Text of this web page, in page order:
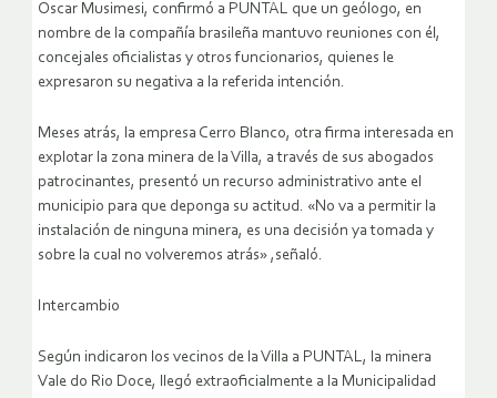
Oscar Musimesi, confirmó a PUNTAL que un geólogo, en
nombre de la compañía brasileña mantuvo reuniones con él,
concejales oficialistas y otros funcionarios, quienes le
expresaron su negativa a la referida intención.
Meses atrás, la empresa Cerro Blanco, otra firma interesada en
explotar la zona minera de la Villa, a través de sus abogados
patrocinantes, presentó un recurso administrativo ante el
municipio para que deponga su actitud. «No va a permitir la
instalación de ninguna minera, es una decisión ya tomada y
sobre la cual no volveremos atrás» ,señaló.
Intercambio
Según indicaron los vecinos de la Villa a PUNTAL, la minera
Vale do Rio Doce, llegó extraoficialmente a la Municipalidad